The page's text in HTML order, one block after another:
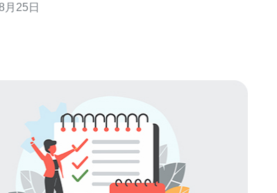
云香港轻量原生IP是一种专为轻量级应用而设计
月25日